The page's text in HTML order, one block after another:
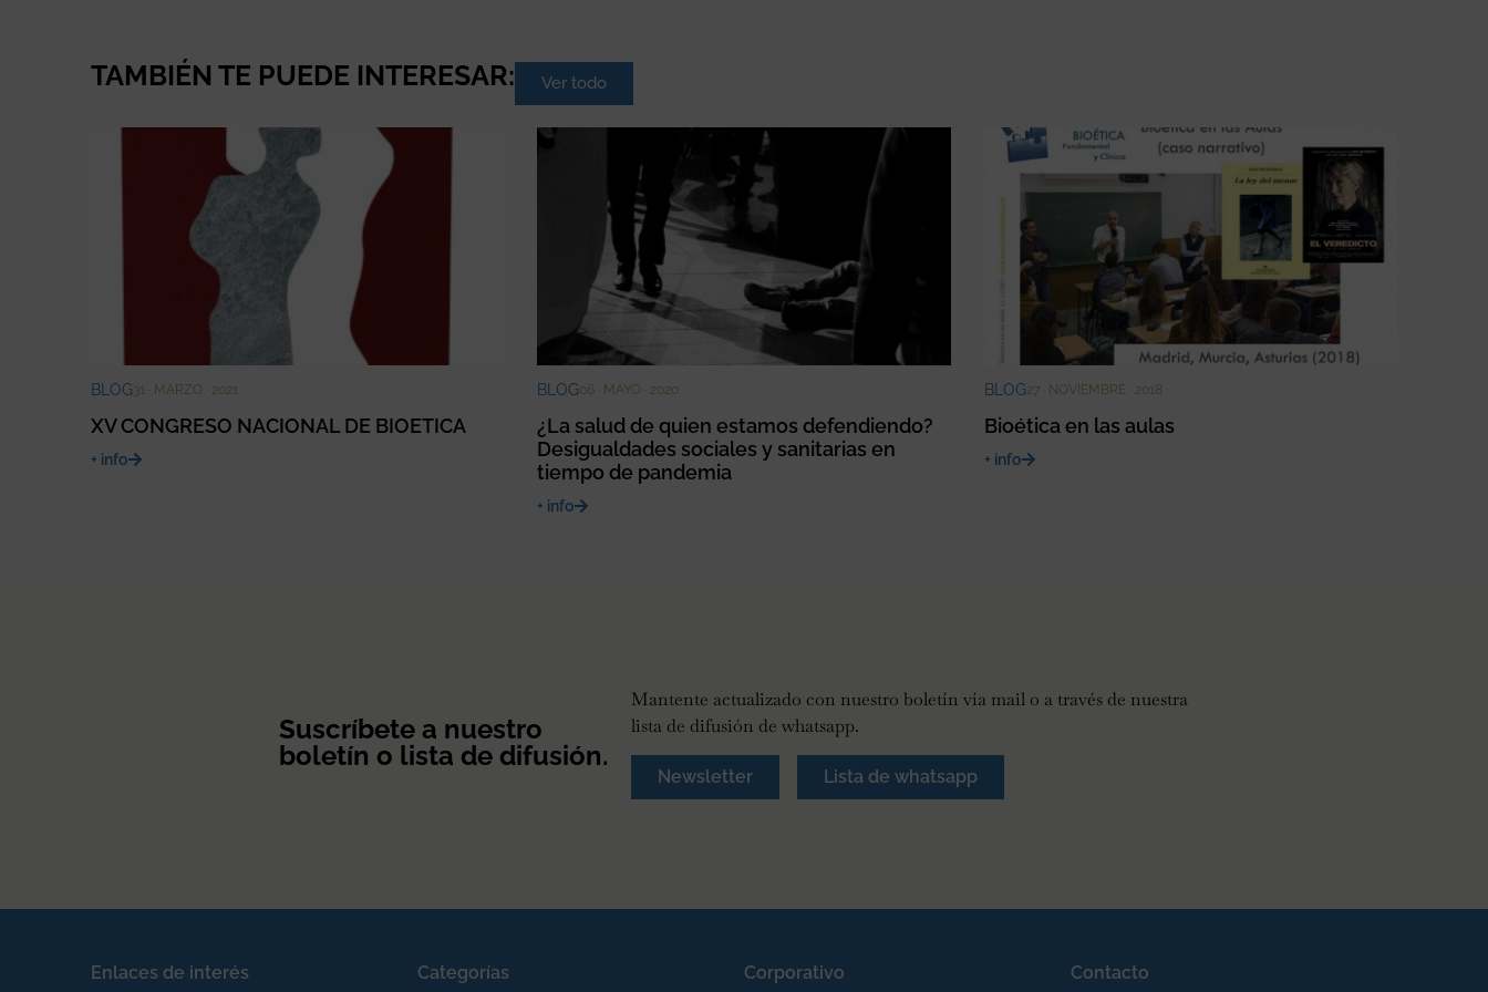
TAMBIÉN TE PUEDE INTERESAR: Ver todo
BLOG 31 · MARZO · 2021
XV CONGRESO NACIONAL DE BIOETICA
+ info
BLOG06 · MAYO · 2020
¿La salud de quien estamos defendiendo?
Desigualdades sociales y sanitarias en
tiempo de pandemia
+ info
BLOG27 · NOVIEMBRE · 2018
Bioética en las aulas
+ info
Suscríbete a nuestro
boletín o lista de difusión.
Mantente actualizado con nuestro boletín vía mail o a través de nuestra
lista de difusión de whatsapp.
Newsletter Lista de whatsapp
Enlaces de interés
Categorías
Corporativo
Contacto